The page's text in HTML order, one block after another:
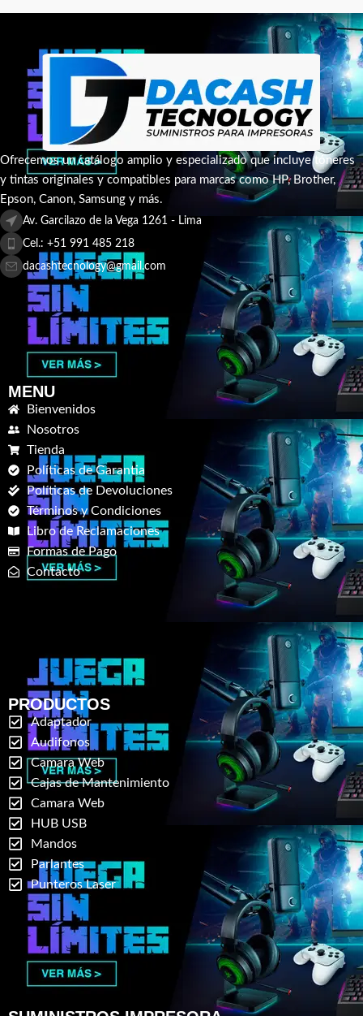
Ofrecemos un catálogo amplio y especializado que incluye tóneres
y tintas originales y compatibles para marcas como HP, Brother,
Epson, Canon, Samsung y más.
Av. Garcilazo de la Vega 1261 - Lima
Cel.: +51 991 485 218
dacashtecnology@gmail.com
MENU
Bienvenidos
Nosotros
Tienda
Políticas de Garantia
Políticas de Devoluciones
Términos y Condiciones
Libro de Reclamaciones
Formas de Pago
Contacto
PRODUCTOS
Adaptador
Audifonos
Camara Web
Cajas de Mantenimiento
Camara Web
HUB USB
Mandos
Parlantes
Punteros Laser